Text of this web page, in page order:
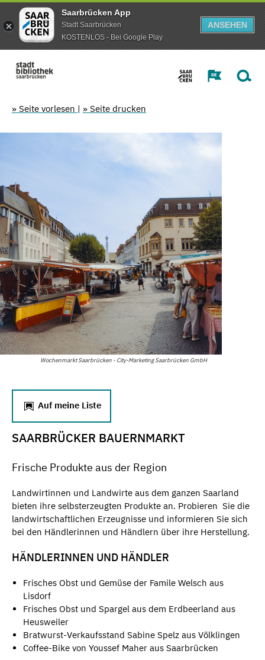
Saarbrücken App
Stadt Saarbrücken
KOSTENLOS - Bei Google Play
ANSEHEN
» Seite vorlesen | » Seite drucken
Wochenmarkt Saarbrücken - City-Marketing Saarbrücken GmbH
Auf meine Liste
SAARBRÜCKER BAUERNMARKT
Frische Produkte aus der Region
Landwirtinnen und Landwirte aus dem ganzen Saarland
bieten ihre selbsterzeugten Produkte an. Probieren Sie die
landwirtschaftlichen Erzeugnisse und informieren Sie sich
bei den Händlerinnen und Händlern über ihre Herstellung.
HÄNDLERINNEN UND HÄNDLER
Frisches Obst und Gemüse der Famile Welsch aus
Lisdorf
Frisches Obst und Spargel aus dem Erdbeerland aus
Heusweiler
Bratwurst-Verkaufsstand Sabine Spelz aus Völklingen
Coffee-Bike von Youssef Maher aus Saarbrücken